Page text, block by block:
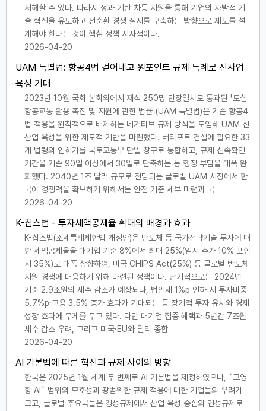
저해할 수 있다. 따라서 성과 기반 차등 지원을 통해 기업의 자발적 기
술 혁신을 유도하고 선순환 경쟁 질서를 구축하는 방향으로 제도를 설
계해야 한다는 것이 핵심 정책 시사점이다.
2026-04-20
UAM 특별법: 항공4법 걷어내고 원포인트 규제 특례로 신사업
육성 기대
2023년 10월 국회 본회의에서 재석 250명 만장일치로 통과된 「도심
항공교통 활용 촉진 및 지원에 관한 법률」(UAM 특별법)은 기존 항공4
법 적용을 원칙적으로 배제하는 네거티브 규제 방식을 도입해 UAM 신
산업 육성을 위한 제도적 기반을 마련했다. 버티포트 건설에 필요한 33
개 법령의 인허가를 국토교통부 단일 창구로 통합하고, 규제 신속확인
기간을 기존 90일 이상에서 30일로 단축하는 등 행정 부담을 대폭 완
화했다. 2040년 1조 달러 규모로 전망되는 글로벌 UAM 시장에서 한
국이 경쟁력을 확보하기 위해서는 안전 기준 세부 마련과 국
2026-04-20
K-칩스법 - 투자세액공제율 확대의 배경과 효과
K-칩스법(조세특례제한법 개정안)은 반도체 등 국가전략기술 투자에 대
한 세액공제율을 대기업 기준 8%에서 최대 25%(임시 추가 10% 포함
시 35%)로 대폭 상향하여, 미국 CHIPS Act(25%) 등 글로벌 반도체
지원 경쟁에 대응하기 위해 마련된 정책이다. 단기적으로는 2024년
기준 2.9조원의 세수 감소가 예상되나, 법인세 1%p 인하 시 투자비중
5.7%p·고용 3.5% 증가 효과가 기대되는 등 장기적 투자 유치와 경제
성장 효과에 무게를 두고 있다. 다만 대기업 집중 혜택과 5년간 7조원
세수 감소 우려, 그리고 미국·EU와 달리 종합
2026-04-20
AI 기본법에 따른 혁신과 규제 사이의 방향
한국은 2025년 1월 세계 두 번째로 AI 기본법을 제정하였으나, `고영
향 AI` 범위의 모호성과 광범위한 규제 적용에 대한 기업들의 우려가
크고, 글로벌 주요국들은 경성규제에서 산업 육성 중심의 연성규제로